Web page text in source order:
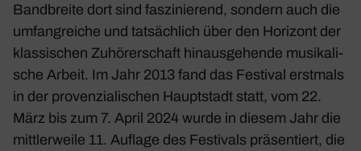
Band­breite dort sind faszi­nie­rend, sondern auch die
umfang­reiche und tatsäch­lich über den Hori­zont der
klas­si­schen Zuhö­rer­schaft hinaus­ge­hende musi­ka­li­
sche Arbeit. Im Jahr 2013 fand das Festival erst­mals
in der proven­zia­li­schen Haupt­stadt statt, vom 22.
März bis zum 7. April 2024 wurde in diesem Jahr die
mitt­ler­weile 11. Auflage des Festi­vals präsen­tiert, die